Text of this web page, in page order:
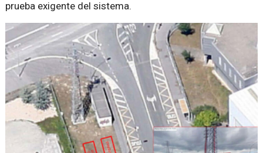
prueba exigente del sistema.